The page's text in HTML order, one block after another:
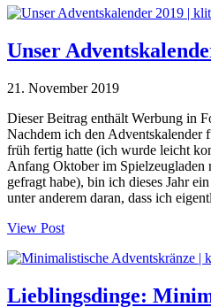
Unser
21. November 2019
Dieser Beitrag enthält Werbung in
Nachdem ich den Adventskalender
früh fertig hatte (ich wurde leicht
Anfang Oktober im Spielzeugladen
gefragt habe), bin ich dieses Jahr
unter anderem daran, dass ich
View Post
Lieblingsdinge: